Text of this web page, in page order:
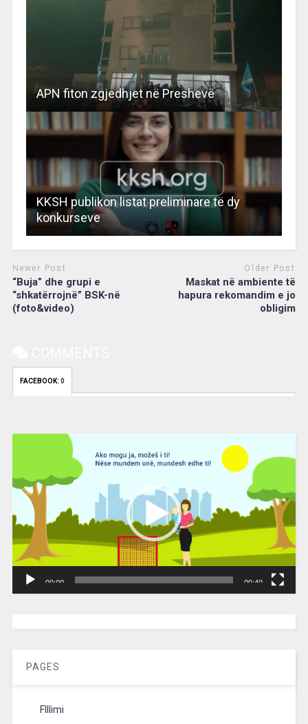
APN fiton zgjedhjet në Preshevë
KKSH publikon listat preliminare të dy
konkurseve
Newer Post
“Buja” dhe grupi e
“shkatërrojnë” BSK-në
(foto&video)
Older Post
Maskat në ambiente të
hapura rekomandim e jo
obligim
FACEBOOK: 0
00:00 00:40
PAGES
FIllimi